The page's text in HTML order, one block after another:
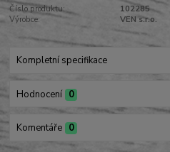
Číslo produktu:
102285
Výrobce:
VEN s.r.o.
Kompletní specifikace
Hodnocení 0
Komentáře 0